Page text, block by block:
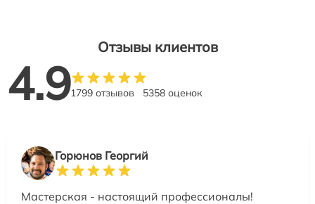
Отзывы клиентов
4.91799 отзывов 5358 оценок
Горюнов Георгий
Мастерская - настоящий профессионалы!